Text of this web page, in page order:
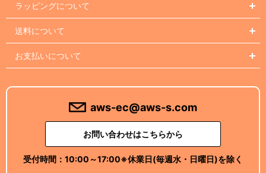
ラッピングについて
送料について
お支払いについて
aws-ec@aws-s.com
お問い合わせはこちらから
受付時間： 10:00～17:00※休業日(毎週水・日曜日)を除く